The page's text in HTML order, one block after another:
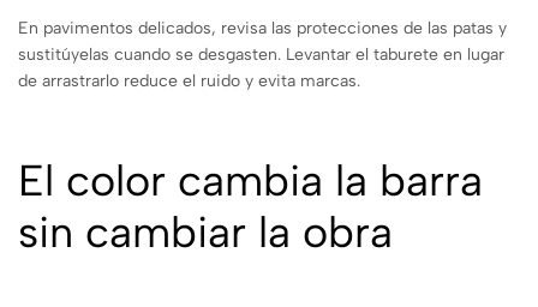
En pavimentos delicados, revisa las protecciones de las patas y
sustitúyelas cuando se desgasten. Levantar el taburete en lugar
de arrastrarlo reduce el ruido y evita marcas.
El color cambia la barra
sin cambiar la obra